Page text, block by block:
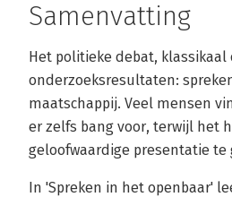
Samenvatting
Het politieke debat,
onderzoeksresultaten:
maatschappij. Veel mensen
er zelfs bang voor, terwijl het
geloofwaardige presentatie te
In 'Spreken in het openbaar'